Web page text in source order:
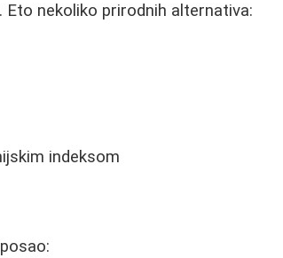
nekoliko prirodnih alternativa:
indeksom